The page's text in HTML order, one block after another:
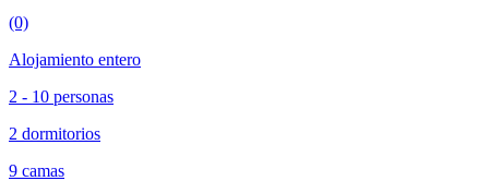
(0)
Alojamiento entero
2 - 10 personas
2 dormitorios
9 camas